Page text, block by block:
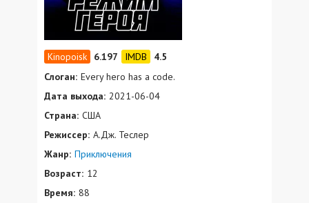
6.197
4.5
Слоган: Every hero has a code.
Дата выхода: 2021-06-04
Страна: США
Режиссер: А.Дж. Теслер
Жанр: Приключения
Возраст: 12
Время: 88